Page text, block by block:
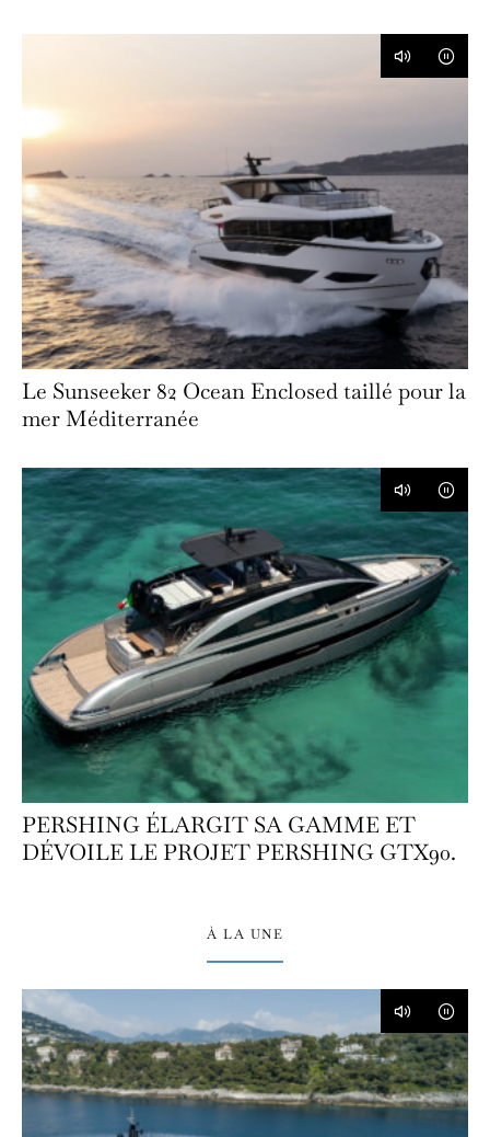
Le Sunseeker 82 Ocean Enclosed taillé pour la
mer Méditerranée
PERSHING ÉLARGIT SA GAMME ET
DÉVOILE LE PROJET PERSHING GTX90.
À LA UNE